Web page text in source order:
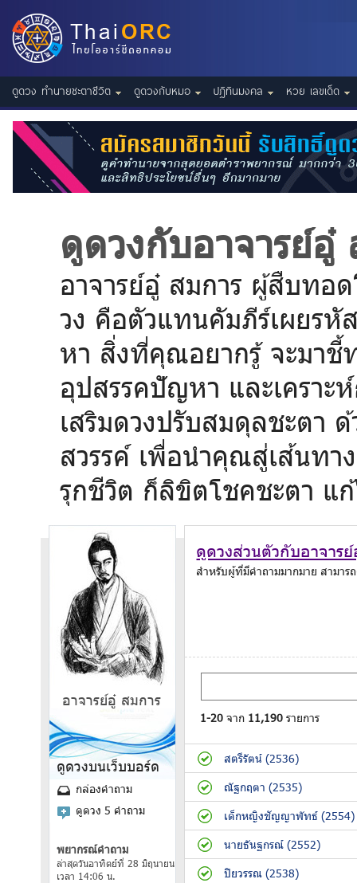
ดูดวง ทำนายชะตาชีวิต ดูดวงกับหมอ ปฎิทินมงคล หวย เลขเด็ด
ดูดวงกับอาจารย์อู๋
อาจารย์อู๋ สมการ ผู้สืบทอ
วง คือตัวแทนคัมภีร์เผยรหั
หา สิ่งที่คุณอยากรู้ จะมา
อุปสรรคปัญหา และเคราะ
เสริมดวงปรับสมดุลชะตา
สวรรค์ เพื่อนำคุณสู่เส้นทา
รุกชีวิต ก็ลิขิตโชคชะตา แ
อาจารย์อู๋ สมการ
ดูดวงบนเว็บบอร์ด
กล่องคำถาม
ดูดวง 5 คำถาม
พยากรณ์คำถาม
ล่าสุดวันอาทิตย์ที่ 28 มิถุนายน
เวลา 14:06 น.
ดูดวงส่วนตัวกับอาจาร
สำหรับผู้ที่มีคำถามมากมาย สามาร
1-20 จาก 11,190 รายการ
สตรีรัตน์ (2536)
ณัฐกฤตา (2535)
เด็กหญิงชัญญาพัทธ์ (2554)
นายธันฐกรณ์ (2552)
ปิยวรรณ (2538)